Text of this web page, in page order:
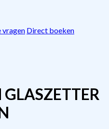
vragen Direct boeken
GLASZETTER